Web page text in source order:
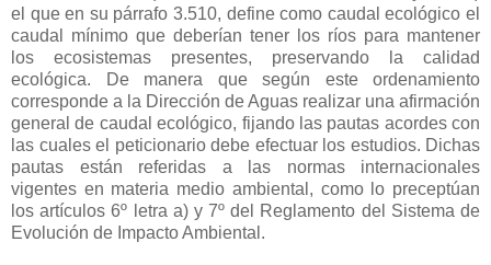
el que en su párrafo 3.510, define como caudal ecológico el
caudal mínimo que deberían tener los ríos para mantener
los ecosistemas presentes, preservando la calidad
ecológica. De manera que según este ordenamiento
corresponde a la Dirección de Aguas realizar una afirmación
general de caudal ecológico, fijando las pautas acordes con
las cuales el peticionario debe efectuar los estudios. Dichas
pautas están referidas a las normas internacionales
vigentes en materia medio ambiental, como lo preceptúan
los artículos 6º letra a) y 7º del Reglamento del Sistema de
Evolución de Impacto Ambiental.